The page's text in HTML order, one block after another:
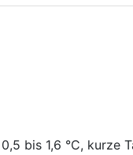
bis 1,6 °C, kurze